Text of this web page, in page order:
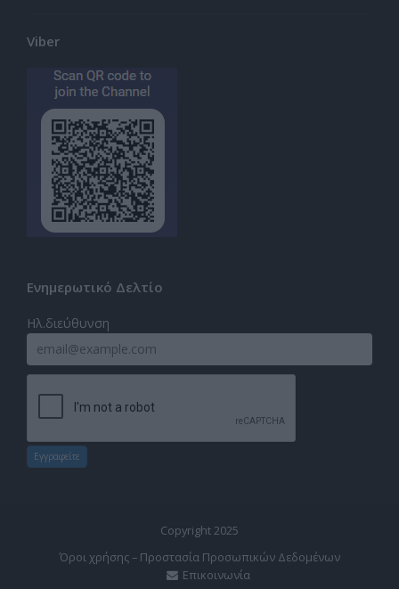
Viber
Ενημερωτικό Δελτίο
Ηλ.διεύθυνση
Εγγραφείτε
Copyright 2025
Όροι χρήσης – Προστασία Προσωπικών Δεδομένων
Επικοινωνία